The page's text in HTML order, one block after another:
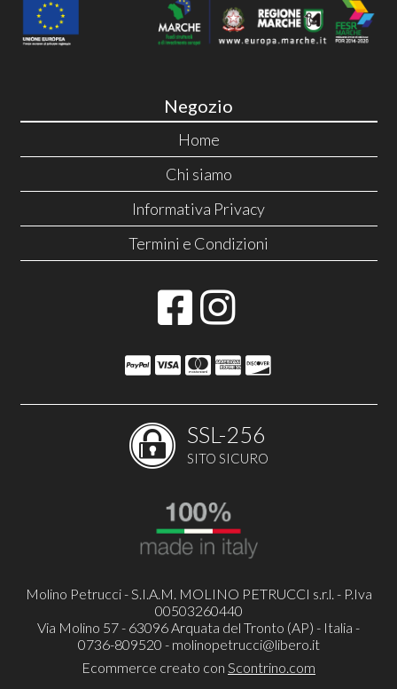
Negozio
Home
Chi siamo
Informativa Privacy
Termini e Condizioni
SSL-256
SITO SICURO
Molino Petrucci - S.I.A.M. MOLINO PETRUCCI s.r.l. - P.Iva
00503260440
Via Molino 57 - 63096 Arquata del Tronto (AP) - Italia -
0736-809520 - molinopetrucci@libero.it
Ecommerce creato con Scontrino.com